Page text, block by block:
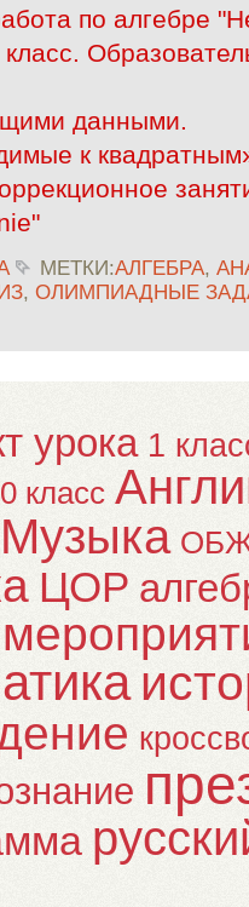
по алгебре
данными.
к
МЕТКИ:АЛГЕБРА,
, ОЛИМПИАДНЫЕ
урока 1
класс
Музыка
ЦОР